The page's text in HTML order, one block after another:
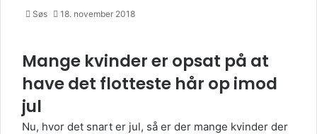
Søs 18. november 2018
Mange kvinder er opsat på at
have det flotteste hår op imod
jul
Nu, hvor det snart er jul, så er der mange kvinder der